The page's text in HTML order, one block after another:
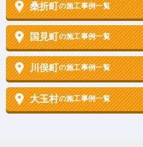
桑折町の施工事例一覧
国見町の施工事例一覧
川俣町の施工事例一覧
大玉村の施工事例一覧